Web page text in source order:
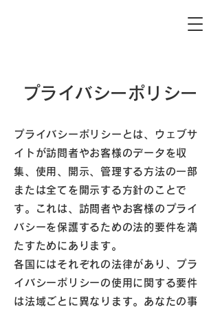
プライバシーポリシー
プライバシーポリシーとは、ウェブサ
イトが訪問者やお客様のデータを収
集、使用、開示、管理する方法の一部
または全てを開示する方針のことで
す。これは、訪問者やお客様のプライ
バシーを保護するための法的要件を満
たすためにあります。
各国にはそれぞれの法律があり、プラ
イバシーポリシーの使用に関する要件
は法域ごとに異なります。あなたの事